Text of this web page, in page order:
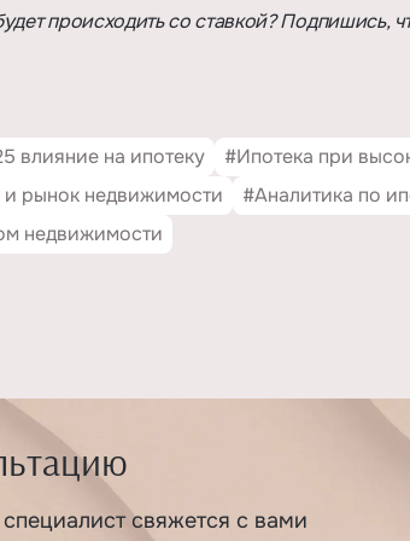
происходить со ставкой? Подпишись,
влияние на ипотеку
#Ипотека при
и рынок недвижимости
#Аналитика по
недвижимости
свяжется с вами